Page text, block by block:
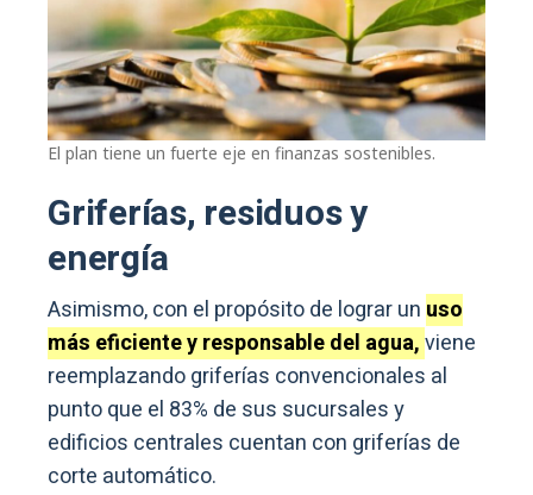
El plan tiene un fuerte eje en finanzas sostenibles.
Griferías, residuos y
energía
Asimismo, con el propósito de lograr un uso
más eficiente y responsable del agua,viene
reemplazando griferías convencionales al
punto que el 83% de sus sucursales y
edificios centrales cuentan con griferías de
corte automático.